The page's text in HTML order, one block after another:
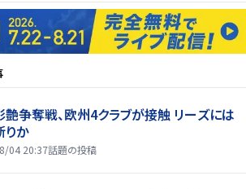
争奪戦、欧州4クラブが接触 リーズには
りか
04 20:37話題の投稿